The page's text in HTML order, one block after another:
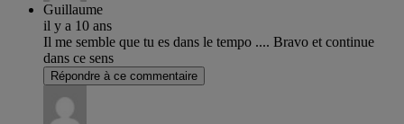
Guillaume
il y a 10 ans
Il me semble que tu es dans le tempo .... Bravo et continue
dans ce sens
Répondre à ce commentaire